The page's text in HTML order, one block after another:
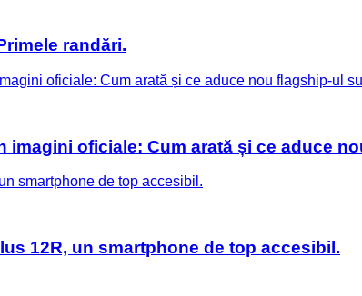
randări.
imagini oficiale: Cum arată și ce aduce
12R, un smartphone de top accesibil.